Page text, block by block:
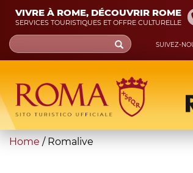
Skip
main
content
VIVRE À ROME, DÉCOUVRIR ROME
SERVICES TOURISTIQUES ET OFFRE CULTURELLE
SUIVEZ-
Search
form
Recherche
You
Home / Romalive